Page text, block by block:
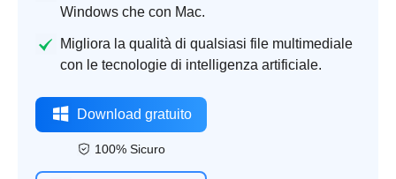
Windows che con Mac.
Migliora la qualità di qualsiasi file multimediale
con le tecnologie di intelligenza artificiale.
Download gratuito
100% Sicuro